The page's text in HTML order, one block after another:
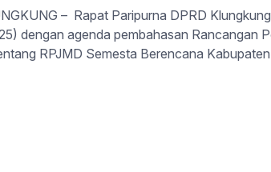
– Rapat Paripurna DPRD
dengan agenda pembahasan Rancangan
RPJMD Semesta Berencana Kabupaten
Rapat berlangsung di Ruang Sidang
dipimpin oleh Ketua DPRD Anak Agung Gde
oleh Bupati Klungkung, I Made Satria. Dalam